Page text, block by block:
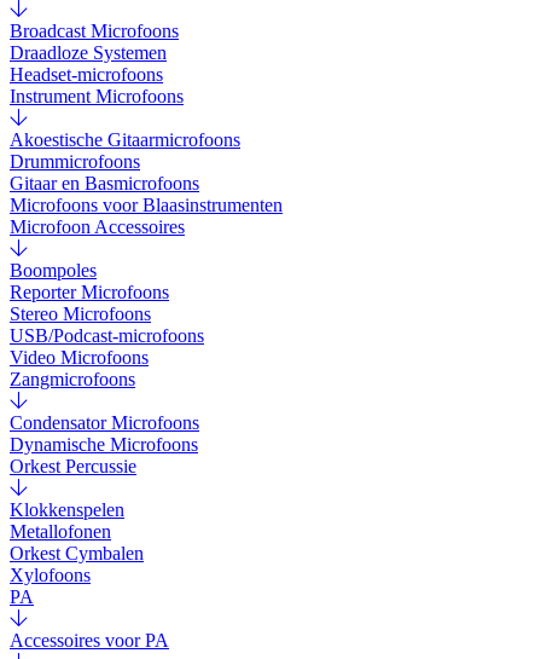
Broadcast Microfoons
Draadloze Systemen
Headset-microfoons
Instrument Microfoons
Akoestische Gitaarmicrofoons
Drummicrofoons
Gitaar en Basmicrofoons
Microfoons voor Blaasinstrumenten
Microfoon Accessoires
Boompoles
Reporter Microfoons
Stereo Microfoons
USB/Podcast-microfoons
Video Microfoons
Zangmicrofoons
Condensator Microfoons
Dynamische Microfoons
Orkest Percussie
Klokkenspelen
Metallofonen
Orkest Cymbalen
Xylofoons
PA
Accessoires voor PA